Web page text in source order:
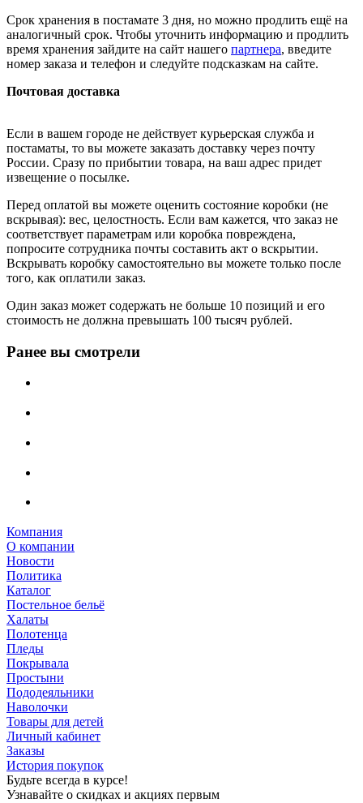
Срок хранения в постамате 3 дня, но можно продлить ещё на
аналогичный срок. Чтобы уточнить информацию и продлить
время хранения зайдите на сайт нашего партнера, введите
номер заказа и телефон и следуйте подсказкам на сайте.
Почтовая доставка
Если в вашем городе не действует курьерская служба и
постаматы, то вы можете заказать доставку через почту
России. Сразу по прибытии товара, на ваш адрес придет
извещение о посылке.
Перед оплатой вы можете оценить состояние коробки (не
вскрывая): вес, целостность. Если вам кажется, что заказ не
соответствует параметрам или коробка повреждена,
попросите сотрудника почты составить акт о вскрытии.
Вскрывать коробку самостоятельно вы можете только после
того, как оплатили заказ.
Один заказ может содержать не больше 10 позиций и его
стоимость не должна превышать 100 тысяч рублей.
Ранее вы смотрели
Компания
О компании
Новости
Политика
Каталог
Постельное бельё
Халаты
Полотенца
Пледы
Покрывала
Простыни
Пододеяльники
Наволочки
Товары для детей
Личный кабинет
Заказы
История покупок
Будьте всегда в курсе!
Узнавайте о скидках и акциях первым